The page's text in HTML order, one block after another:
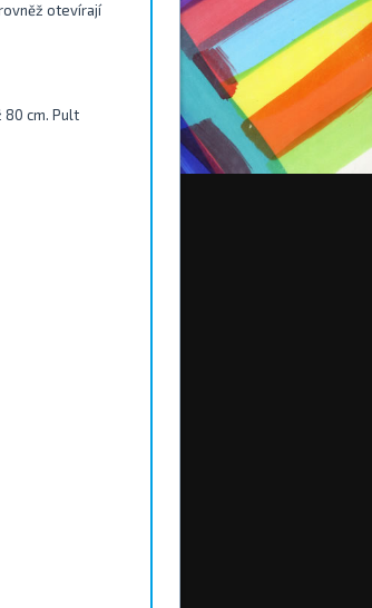
otevírají
cm. Pult